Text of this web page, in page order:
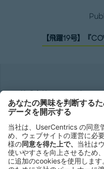
【飛躍19号】『
株式会社ローランド ･ ベ
Roland Berger GmbH
80538 Munich
Germany
Phone:
+49 89 9230-0